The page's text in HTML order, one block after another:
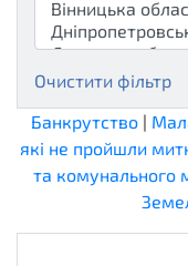
Очистити фільтр
Банкрутство|
які не пройшли
та комунального